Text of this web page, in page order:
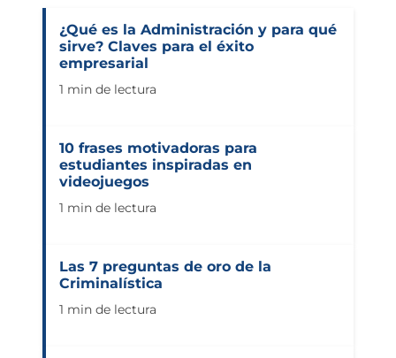
¿Qué es la Administración y para qué
sirve? Claves para el éxito
empresarial
1 min de lectura
10 frases motivadoras para
estudiantes inspiradas en
videojuegos
1 min de lectura
Las 7 preguntas de oro de la
Criminalística
1 min de lectura